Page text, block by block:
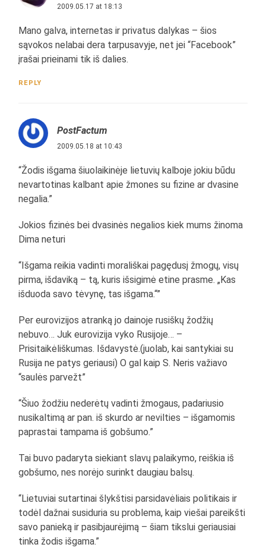
2009.05.17 at 18:13
Mano galva, internetas ir privatus dalykas – šios
sąvokos nelabai dera tarpusavyje, net jei “Facebook”
įrašai prieinami tik iš dalies.
REPLY
PostFactum
2009.05.18 at 10:43
“Žodis išgama šiuolaikinėje lietuvių kalboje jokiu būdu
nevartotinas kalbant apie žmones su fizine ar dvasine
negalia.”
Jokios fizinės bei dvasinės negalios kiek mums žinoma
Dima neturi
“Išgama reikia vadinti morališkai pagędusį žmogų, visų
pirma, išdaviką – tą, kuris išsigimė etine prasme. „Kas
išduoda savo tėvynę, tas išgama.“”
Per eurovizijos atranką jo dainoje rusiškų žodžių
nebuvo… Juk eurovizija vyko Rusijoje… –
Prisitaikėliškumas. Išdavystė.(juolab, kai santykiai su
Rusija ne patys geriausi) O gal kaip S. Neris važiavo
“saulės parvežt”
“Šiuo žodžiu nederėtų vadinti žmogaus, padariusio
nusikaltimą ar pan. iš skurdo ar nevilties – išgamomis
paprastai tampama iš gobšumo.”
Tai buvo padaryta siekiant slavų palaikymo, reiškia iš
gobšumo, nes norėjo surinkt daugiau balsų.
“Lietuviai sutartinai šlykštisi parsidavėliais politikais ir
todėl dažnai susiduria su problema, kaip viešai pareikšti
savo panieką ir pasibjaurėjimą – šiam tikslui geriausiai
tinka žodis išgama.”